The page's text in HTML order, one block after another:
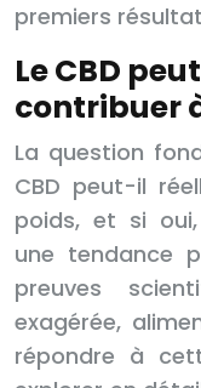
premiers
Le CBD
contribuer
La question
CBD peut-il
poids, et si
une tendance
preuves
exagérée,
répondre à